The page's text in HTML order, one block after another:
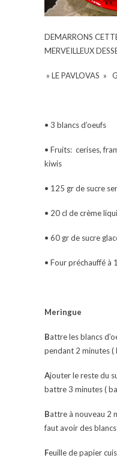
DEMARRONS
MERVEILLEUX
» LE PAVLOVAS »
• 3 blancs d’oeufs
• Fruits: cerises,
kiwis
• 125 gr de sucre
• 20 cl de crème
• 60 gr de sucre
• Four préchauffé à
Meringue
Battre les blancs
pendant 2 minutes
Ajouter le reste du
battre 3 minutes (
Battre à nouveau 2
faut avoir des
Feuille de papier